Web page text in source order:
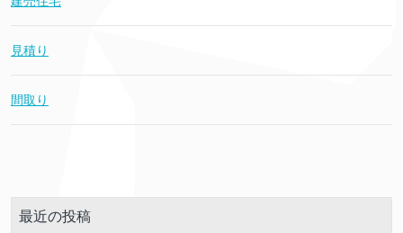
見積り
間取り
最近の投稿